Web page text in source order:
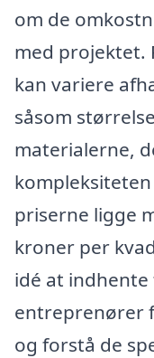
om de
med projektet.
kan variere
såsom
materialerne,
priserne ligge
kroner per
idé at
entreprenører
og forstå de